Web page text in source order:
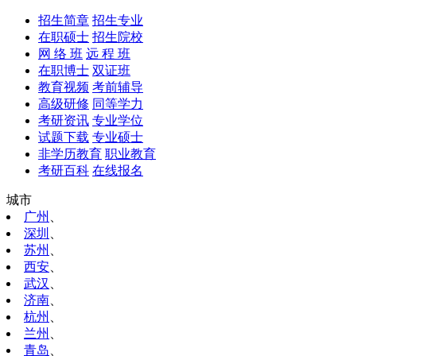
招生简章 招生专业
在职硕士 招生院校
网 络 班 远 程 班
在职博士 双证班
教育视频 考前辅导
高级研修 同等学力
考研资讯 专业学位
试题下载 专业硕士
非学历教育 职业教育
考研百科 在线报名
城市
广州
深圳
苏州
西安
武汉
济南
杭州
兰州
青岛